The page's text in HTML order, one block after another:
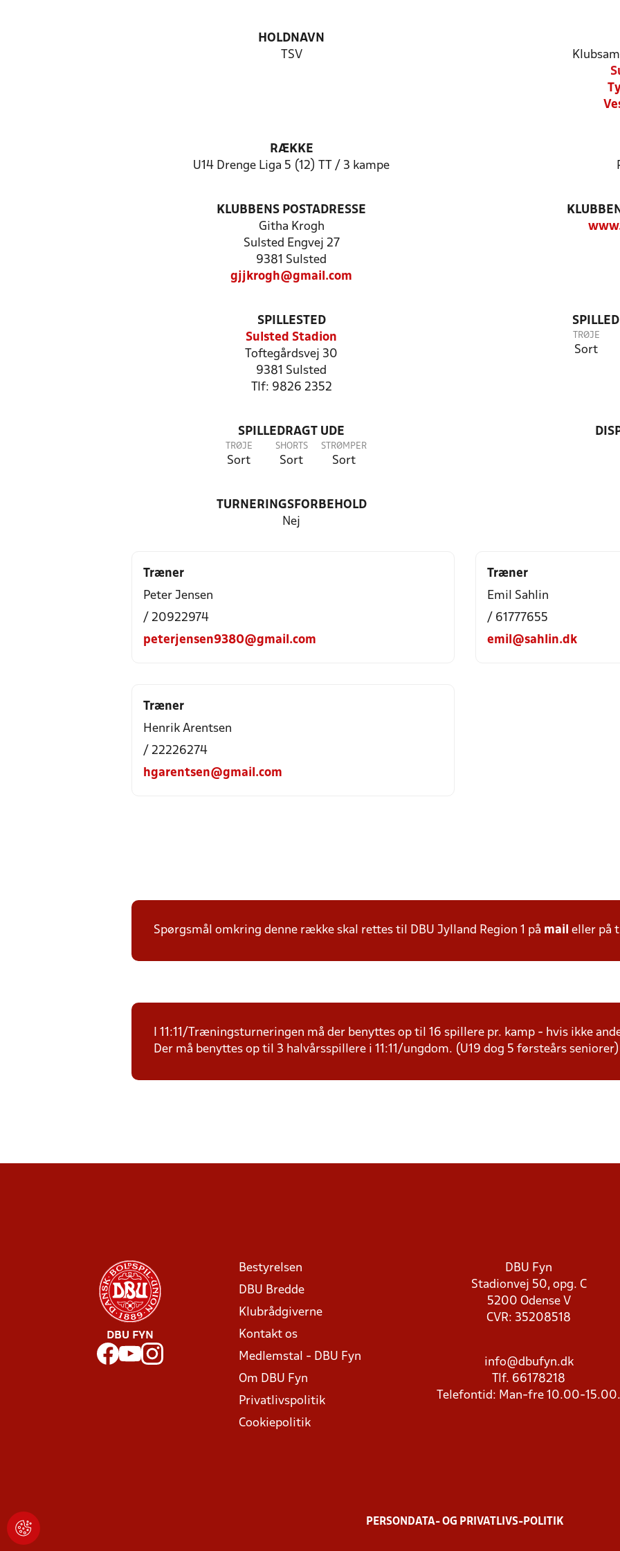
HOLDNAVN
TSV
RÆKKE
U14 Drenge Liga 5 (12) TT / 3 kampe
KLUBBENS POSTADRESSE
Githa Krogh
Sulsted Engvej 27
9381 Sulsted
gjjkrogh@gmail.com
SPILLESTED
Sulsted Stadion
Toftegårdsvej 30
9381 Sulsted
Tlf: 9826 2352
TRØJE
Sort
SPILLEDRAGT UDE
TRØJE
Sort
SHORTS
Sort
STRØMPER
Sort
TURNERINGSFORBEHOLD
Nej
Træner
Peter Jensen
/ 20922974
peterjensen9380@gmail.com
Træner
Emil Sahlin
/ 61777655
emil@sahlin.dk
Træner
Henrik Arentsen
/ 22226274
hgarentsen@gmail.com
Spørgsmål omkring denne række skal rettes til DBU Jylland Region 1 på mail eller på
I 11:11/Træningsturneringen må der benyttes op til 16 spillere pr. kamp - hvis ikke
Der må benyttes op til 3 halvårsspillere i 11:11/ungdom. (U19 dog 5 førsteårs
DBU FYN
Bestyrelsen
DBU Bredde
Klubrådgiverne
Kontakt os
Medlemstal - DBU Fyn
Om DBU Fyn
Privatlivspolitik
Cookiepolitik
DBU Fyn
Stadionvej 50, opg. C
5200 Odense V
CVR: 35208518
info@dbufyn.dk
Tlf. 66178218
Telefontid: Man-fre 10.00-15.00.
PERSONDATA- OG PRIVATLIVS-POLITIK